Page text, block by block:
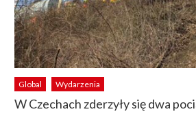
Global Wydarzenia
W Czechach zderzyły się dwa